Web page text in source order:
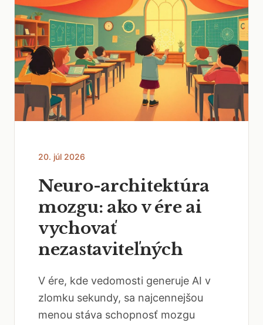
20. júl 2026
Neuro-architektúra
mozgu: ako v ére ai
vychovať
nezastaviteľných
V ére, kde vedomosti generuje AI v
zlomku sekundy, sa najcennejšou
menou stáva schopnosť mozgu